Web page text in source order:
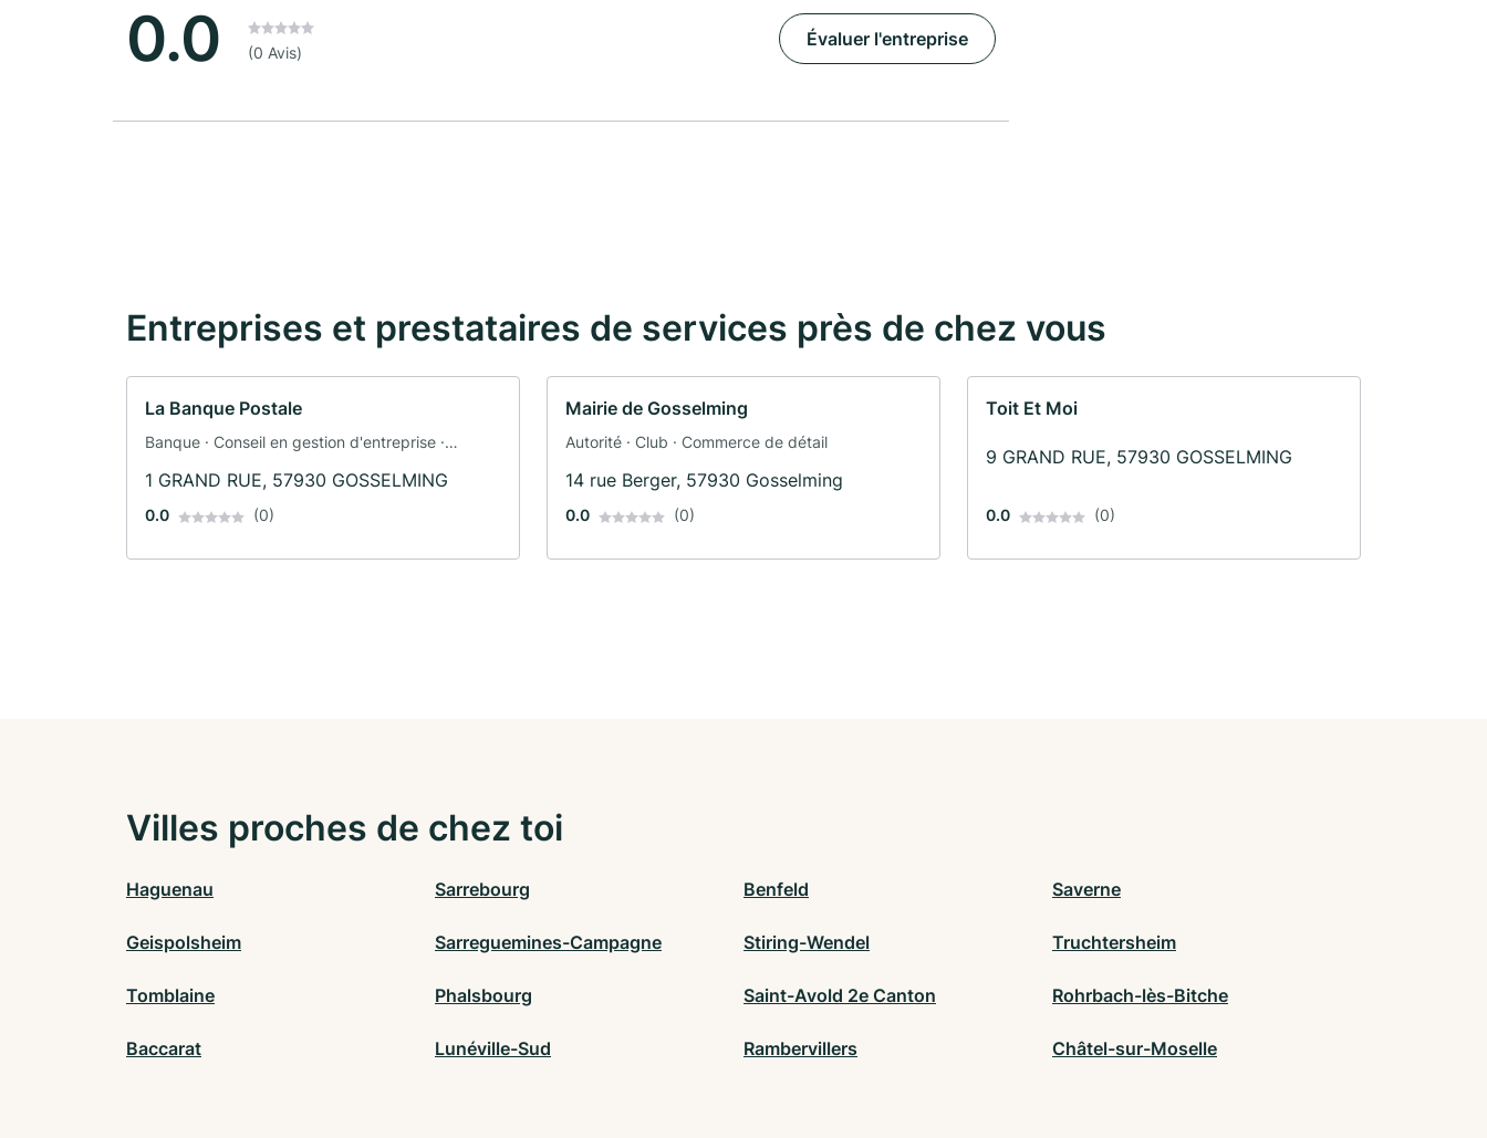
0.0 (0 Avis)
Évaluer l'entreprise
Entreprises et prestataires de services près de chez vous
La Banque Postale
Banque · Conseil en gestion d'entreprise ·
1 GRAND RUE, 57930 GOSSELMING
0.0 (0)
Mairie de Gosselming
Autorité · Club · Commerce de détail
14 rue Berger, 57930 Gosselming
0.0 (0)
Toit Et Moi
9 GRAND RUE, 57930 GOSSELMING
0.0 (0)
Villes proches de chez toi
Haguenau Sarrebourg Benfeld Saverne
Geispolsheim Sarreguemines-Campagne Stiring-Wendel Truchtersheim
Tomblaine Phalsbourg Saint-Avold 2e Canton Rohrbach-lès-Bitche
Baccarat Lunéville-Sud Rambervillers Châtel-sur-Moselle